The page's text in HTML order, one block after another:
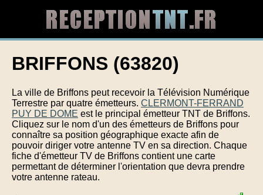
BRIFFONS (63820)
La ville de Briffons peut recevoir la Télévision Numérique
Terrestre par quatre émetteurs. CLERMONT-FERRAND
PUY DE DOME est le principal émetteur TNT de Briffons.
Cliquez sur le nom d'un des émetteurs de Briffons pour
connaître sa position géographique exacte afin de
pouvoir diriger votre antenne TV en sa direction. Chaque
fiche d'émetteur TV de Briffons contient une carte
permettant de déterminer l'orientation que devra prendre
votre antenne rateau.